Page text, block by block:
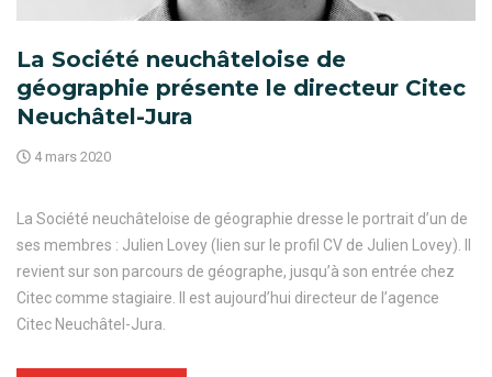
La Société neuchâteloise de
géographie présente le directeur Citec
Neuchâtel-Jura
4 mars 2020
La Société neuchâteloise de géographie dresse le portrait d’un de
ses membres : Julien Lovey (lien sur le profil CV de Julien Lovey). Il
revient sur son parcours de géographe, jusqu’à son entrée chez
Citec comme stagiaire. Il est aujourd’hui directeur de l’agence
Citec Neuchâtel-Jura.